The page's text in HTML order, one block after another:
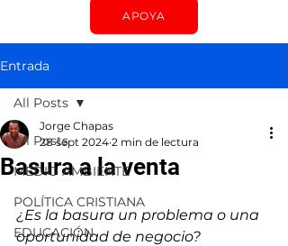
APOYA
Entrada
All Posts
MEDIO AMBIENTE
POLÍTICA CRISTIANA
EDUCACIÓN
All Posts
Basura a la venta
Jorge Chapas
28 sept 2024 2 min de lectura
¿Es la basura un problema o una
oportunidad de negocio?